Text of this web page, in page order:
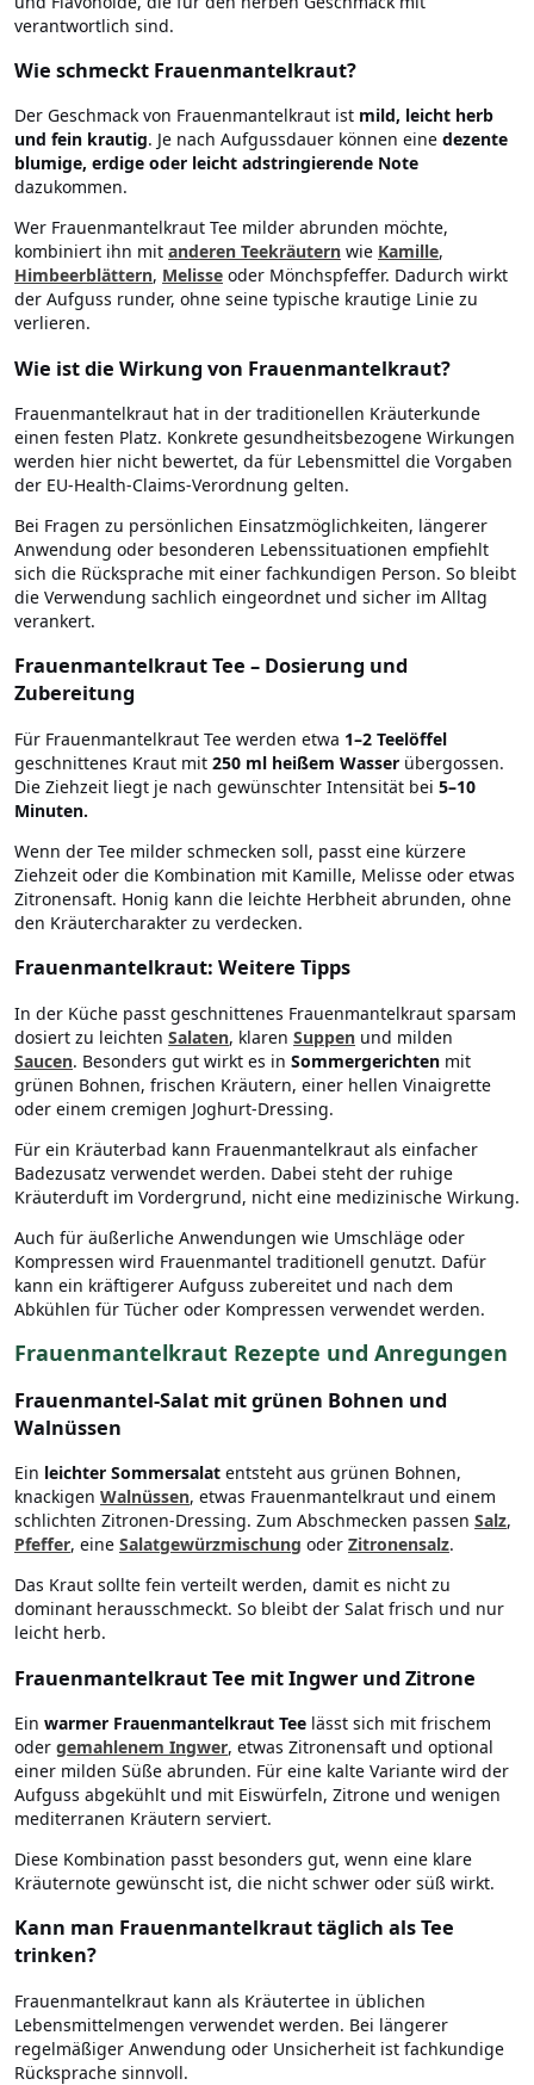
verantwortlich sind.
Wie schmeckt Frauenmantelkraut?
Der Geschmack von Frauenmantelkraut ist mild, leicht herb
und fein krautig. Je nach Aufgussdauer können eine dezente
blumige, erdige oder leicht adstringierende Note
dazukommen.
Wer Frauenmantelkraut Tee milder abrunden möchte,
kombiniert ihn mit anderen Teekräutern wie Kamille,
Himbeerblättern, Melisse oder Mönchspfeffer. Dadurch wirkt
der Aufguss runder, ohne seine typische krautige Linie zu
verlieren.
Wie ist die Wirkung von Frauenmantelkraut?
Frauenmantelkraut hat in der traditionellen Kräuterkunde
einen festen Platz. Konkrete gesundheitsbezogene Wirkungen
werden hier nicht bewertet, da für Lebensmittel die Vorgaben
der EU-Health-Claims-Verordnung gelten.
Bei Fragen zu persönlichen Einsatzmöglichkeiten, längerer
Anwendung oder besonderen Lebenssituationen empfiehlt
sich die Rücksprache mit einer fachkundigen Person. So bleibt
die Verwendung sachlich eingeordnet und sicher im Alltag
verankert.
Frauenmantelkraut Tee – Dosierung und
Zubereitung
Für Frauenmantelkraut Tee werden etwa 1–2 Teelöffel
geschnittenes Kraut mit 250 ml heißem Wasser übergossen.
Die Ziehzeit liegt je nach gewünschter Intensität bei 5–10
Minuten.
Wenn der Tee milder schmecken soll, passt eine kürzere
Ziehzeit oder die Kombination mit Kamille, Melisse oder etwas
Zitronensaft. Honig kann die leichte Herbheit abrunden, ohne
den Kräutercharakter zu verdecken.
Frauenmantelkraut: Weitere Tipps
In der Küche passt geschnittenes Frauenmantelkraut sparsam
dosiert zu leichten Salaten, klaren Suppen und milden
Saucen. Besonders gut wirkt es in Sommergerichten mit
grünen Bohnen, frischen Kräutern, einer hellen Vinaigrette
oder einem cremigen Joghurt-Dressing.
Für ein Kräuterbad kann Frauenmantelkraut als einfacher
Badezusatz verwendet werden. Dabei steht der ruhige
Kräuterduft im Vordergrund, nicht eine medizinische Wirkung.
Auch für äußerliche Anwendungen wie Umschläge oder
Kompressen wird Frauenmantel traditionell genutzt. Dafür
kann ein kräftigerer Aufguss zubereitet und nach dem
Abkühlen für Tücher oder Kompressen verwendet werden.
Frauenmantelkraut Rezepte und Anregungen
Frauenmantel-Salat mit grünen Bohnen und
Walnüssen
Ein leichter Sommersalat entsteht aus grünen Bohnen,
knackigen Walnüssen, etwas Frauenmantelkraut und einem
schlichten Zitronen-Dressing. Zum Abschmecken passen Salz,
Pfeffer, eine Salatgewürzmischung oder Zitronensalz.
Das Kraut sollte fein verteilt werden, damit es nicht zu
dominant herausschmeckt. So bleibt der Salat frisch und nur
leicht herb.
Frauenmantelkraut Tee mit Ingwer und Zitrone
Ein warmer Frauenmantelkraut Tee lässt sich mit frischem
oder gemahlenem Ingwer, etwas Zitronensaft und optional
einer milden Süße abrunden. Für eine kalte Variante wird der
Aufguss abgekühlt und mit Eiswürfeln, Zitrone und wenigen
mediterranen Kräutern serviert.
Diese Kombination passt besonders gut, wenn eine klare
Kräuternote gewünscht ist, die nicht schwer oder süß wirkt.
Kann man Frauenmantelkraut täglich als Tee
trinken?
Frauenmantelkraut kann als Kräutertee in üblichen
Lebensmittelmengen verwendet werden. Bei längerer
regelmäßiger Anwendung oder Unsicherheit ist fachkundige
Rücksprache sinnvoll.